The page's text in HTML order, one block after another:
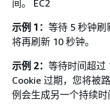
间。 EC2
示例 1： 等待 5 秒钟刷
将再刷新 10 秒钟。
示例 2： 等待时间超过
Cookie 过期，您将被
例会生成另一个持续时